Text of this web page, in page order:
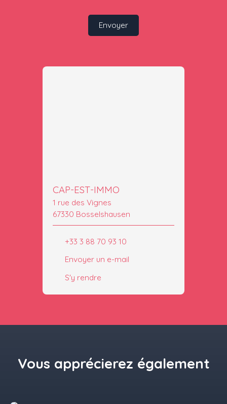
Envoyer
CAP-EST-IMMO
1 rue des Vignes
67330 Bosselshausen
+33 3 88 70 93 10
Envoyer un e-mail
S'y rendre
Vous apprécierez également